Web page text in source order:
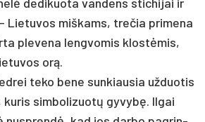
Lie­tu­vos miš­kams, tre­čia pri­me­na
ple­ve­na leng­vo­mis klostė­mis,
orą.
te­ko be­ne sun­kiau­sia už­duo­tis
sim­bo­li­zuotų gy­vybę. Il­gai